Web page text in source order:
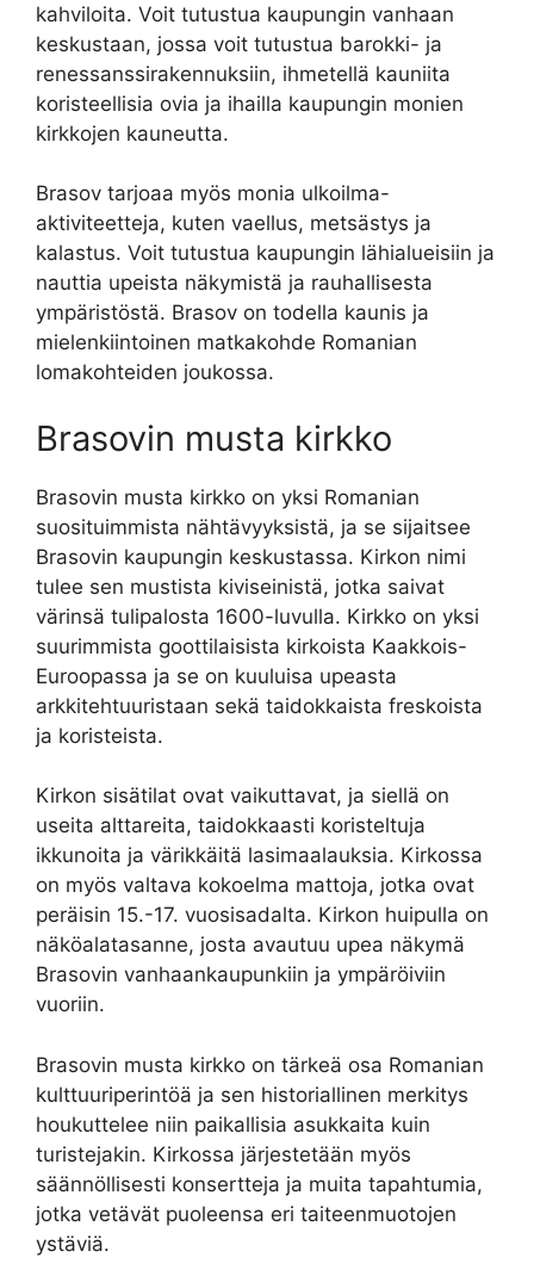
kahviloita. Voit tutustua kaupungin vanhaan
keskustaan, jossa voit tutustua barokki- ja
renessanssirakennuksiin, ihmetellä kauniita
koristeellisia ovia ja ihailla kaupungin monien
kirkkojen kauneutta.
Brasov tarjoaa myös monia ulkoilma-
aktiviteetteja, kuten vaellus, metsästys ja
kalastus. Voit tutustua kaupungin lähialueisiin ja
nauttia upeista näkymistä ja rauhallisesta
ympäristöstä. Brasov on todella kaunis ja
mielenkiintoinen matkakohde Romanian
lomakohteiden joukossa.
Brasovin musta kirkko
Brasovin musta kirkko on yksi Romanian
suosituimmista nähtävyyksistä, ja se sijaitsee
Brasovin kaupungin keskustassa. Kirkon nimi
tulee sen mustista kiviseinistä, jotka saivat
värinsä tulipalosta 1600-luvulla. Kirkko on yksi
suurimmista goottilaisista kirkoista Kaakkois-
Euroopassa ja se on kuuluisa upeasta
arkkitehtuuristaan sekä taidokkaista freskoista
ja koristeista.
Kirkon sisätilat ovat vaikuttavat, ja siellä on
useita alttareita, taidokkaasti koristeltuja
ikkunoita ja värikkäitä lasimaalauksia. Kirkossa
on myös valtava kokoelma mattoja, jotka ovat
peräisin 15.-17. vuosisadalta. Kirkon huipulla on
näköalatasanne, josta avautuu upea näkymä
Brasovin vanhaankaupunkiin ja ympäröiviin
vuoriin.
Brasovin musta kirkko on tärkeä osa Romanian
kulttuuriperintöä ja sen historiallinen merkitys
houkuttelee niin paikallisia asukkaita kuin
turistejakin. Kirkossa järjestetään myös
säännöllisesti konsertteja ja muita tapahtumia,
jotka vetävät puoleensa eri taiteenmuotojen
ystäviä.